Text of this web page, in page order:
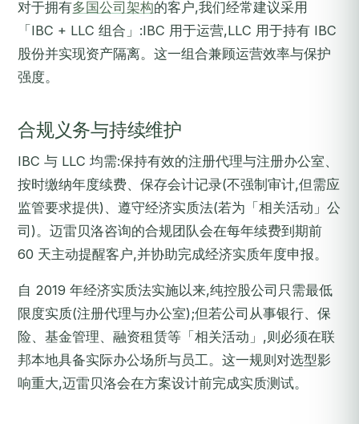
对于拥有多国公司架构的客户,我们经常建议采用
「IBC + LLC 组合」:IBC 用于运营,LLC 用于持有 IBC
股份并实现资产隔离。这一组合兼顾运营效率与保护
强度。
合规义务与持续维护
IBC 与 LLC 均需:保持有效的注册代理与注册办公室、
按时缴纳年度续费、保存会计记录(不强制审计,但需应
监管要求提供)、遵守经济实质法(若为「相关活动」公
司)。迈雷贝洛咨询的合规团队会在每年续费到期前
60 天主动提醒客户,并协助完成经济实质年度申报。
自 2019 年经济实质法实施以来,纯控股公司只需最低
限度实质(注册代理与办公室);但若公司从事银行、保
险、基金管理、融资租赁等「相关活动」,则必须在联
邦本地具备实际办公场所与员工。这一规则对选型影
响重大,迈雷贝洛会在方案设计前完成实质测试。